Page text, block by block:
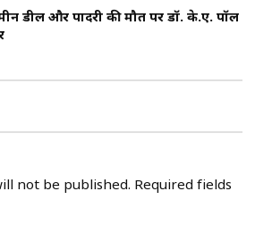
डील और पादरी की मौत पर डॉ. के.ए. पॉल
not be published. Required fields